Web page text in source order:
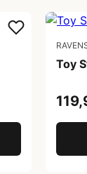
Toy